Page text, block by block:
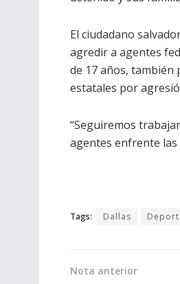
El ciudadano
agredir a agentes
de 17 años, también
estatales por
“Seguiremos
agentes enfrente las
Tags: Dallas
Nota anterior